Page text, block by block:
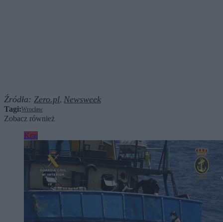
Źródła: Zero.pl, Newsweek
Tagi:Wrocław
Zobacz również
Kraj